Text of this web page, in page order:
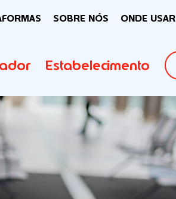
SOBRE NÓS ONDE USAR
Estabelecimento